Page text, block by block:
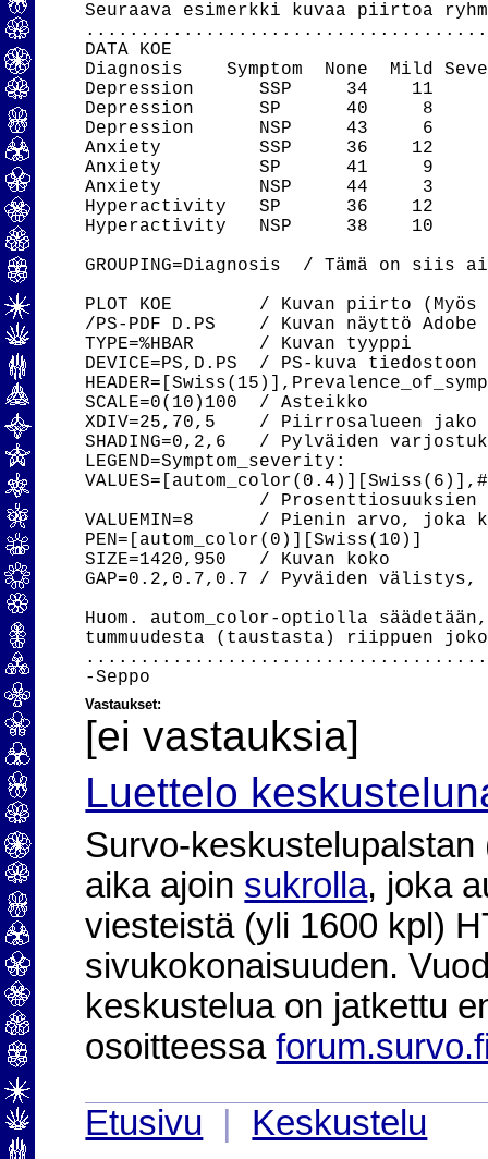
Seuraava esimerkki kuvaa piirtoa
DATA KOE
Diagnosis    Symptom  None  Mild
Depression      SSP     34    11
Depression      SP      40     8
Depression      NSP     43     6
Anxiety         SSP     36    12
Anxiety         SP      41     9
Anxiety         NSP     44     3
Hyperactivity   SP      36    12
Hyperactivity   NSP     38    10
GROUPING=Diagnosis  / Tämä on
PLOT KOE        / Kuvan piirto (Myös
/PS-PDF D.PS    / Kuvan näyttö
TYPE=%HBAR      / Kuvan tyyppi
DEVICE=PS,D.PS  / PS-kuva tiedostoon
SCALE=0(10)100  / Asteikko
XDIV=25,70,5    / Piirrosalueen jako
SHADING=0,2,6   / Pylväiden
LEGEND=Symptom_severity:
/ Prosenttiosuuksien
VALUEMIN=8      / Pienin arvo, joka
PEN=[autom_color(0)][Swiss(10)]
SIZE=1420,950   / Kuvan koko
GAP=0.2,0.7,0.7 / Pyväiden välistys,
Huom. autom_color-optiolla
tummuudesta (taustasta) riippuen
Vastaukset:
[ei vastauksia]
Luettelo
Survo-
aika ajoin sukrolla, joka
viesteistä (yli 1600 kpl)
sivukokonaisuuden.
keskustelua on jatkettu
osoitteessa
Etusivu
Keskustelu